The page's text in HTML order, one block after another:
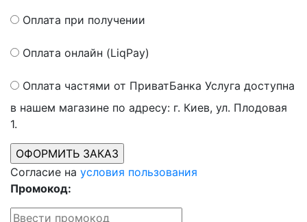
Оплата при получении
Оплата онлайн (LiqPay)
Оплата частями от ПриватБанка Услуга доступна
в нашем магазине по адресу: г. Киев, ул. Плодовая
1.
Согласие на условия пользования
Промокод: